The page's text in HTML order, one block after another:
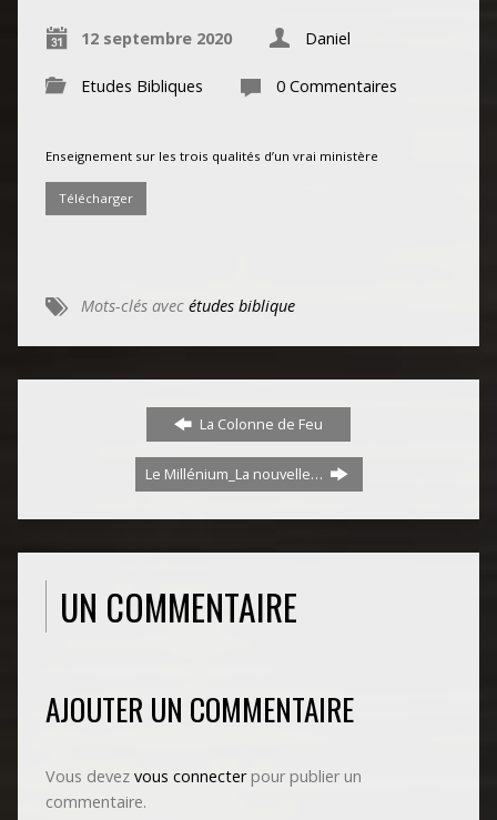
12 septembre 2020 Daniel
Etudes Bibliques 0 Commentaires
Enseignement sur les trois qualités d’un vrai ministère
Télécharger
Mots-clés avec études biblique
La Colonne de Feu
Le Millénium_La nouvelle…
UN COMMENTAIRE
AJOUTER UN COMMENTAIRE
Vous devez vous connecterpour publier un
commentaire.